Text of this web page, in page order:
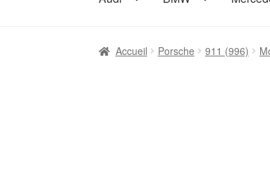
Accueil Porsche 911 (996)